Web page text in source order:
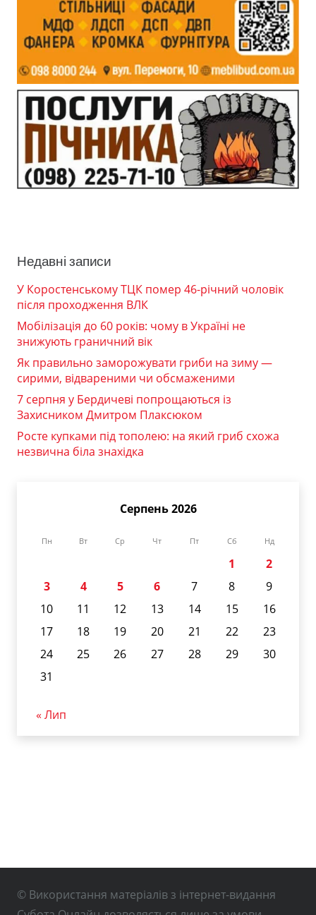
Недавні записи
У Коростенському ТЦК помер 46-річний чоловік
після проходження ВЛК
Мобілізація до 60 років: чому в Україні не
знижують граничний вік
Як правильно заморожувати гриби на зиму —
сирими, відвареними чи обсмаженими
7 серпня у Бердичеві попрощаються із
Захисником Дмитром Плаксюком
Росте купками під тополею: на який гриб схожа
незвична біла знахідка
Серпень 2026
Пн Вт Ср Чт Пт Сб Нд
1
2
3
4 5 6 7 8
9
10
11 12 13 14 15
16
17
18 19 20 21 22
23
24
25 26 27 28 29
30
31
« Лип
© Використання матеріалів з інтернет-видання